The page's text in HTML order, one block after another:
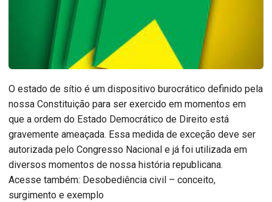
O estado de sítio é um dispositivo burocrático definido pela
nossa Constituição para ser exercido em momentos em
que a ordem do Estado Democrático de Direito está
gravemente ameaçada. Essa medida de exceção deve ser
autorizada pelo Congresso Nacional e já foi utilizada em
diversos momentos de nossa história republicana.
Acesse também: Desobediência civil – conceito,
surgimento e exemplo